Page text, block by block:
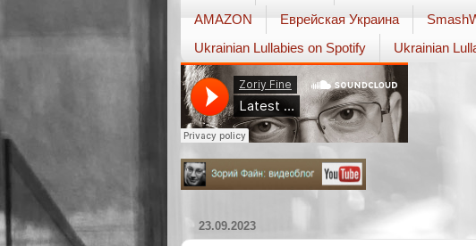
AMAZON
Еврейская Украина
Ukrainian Lullabies on Spotify
Ukrainian
23.09.2023